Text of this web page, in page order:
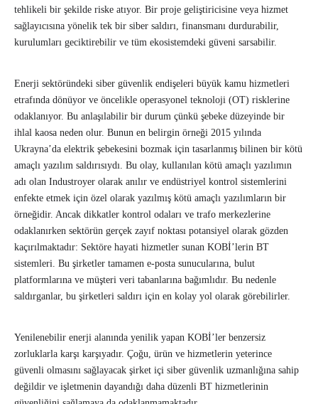
tehlikeli bir şekilde riske atıyor. Bir proje geliştiricisine veya hizmet
sağlayıcısına yönelik tek bir siber saldırı, finansmanı durdurabilir,
kurulumları geciktirebilir ve tüm ekosistemdeki güveni sarsabilir.
Enerji sektöründeki siber güvenlik endişeleri büyük kamu hizmetleri
etrafında dönüyor ve öncelikle operasyonel teknoloji (OT) risklerine
odaklanıyor. Bu anlaşılabilir bir durum çünkü şebeke düzeyinde bir
ihlal kaosa neden olur. Bunun en belirgin örneği 2015 yılında
Ukrayna’da elektrik şebekesini bozmak için tasarlanmış bilinen bir kötü
amaçlı yazılım saldırısıydı. Bu olay, kullanılan kötü amaçlı yazılımın
adı olan Industroyer olarak anılır ve endüstriyel kontrol sistemlerini
enfekte etmek için özel olarak yazılmış kötü amaçlı yazılımların bir
örneğidir. Ancak dikkatler kontrol odaları ve trafo merkezlerine
odaklanırken sektörün gerçek zayıf noktası potansiyel olarak gözden
kaçırılmaktadır: Sektöre hayati hizmetler sunan KOBİ’lerin BT
sistemleri. Bu şirketler tamamen e-posta sunucularına, bulut
platformlarına ve müşteri veri tabanlarına bağımlıdır. Bu nedenle
saldırganlar, bu şirketleri saldırı için en kolay yol olarak görebilirler.
Yenilenebilir enerji alanında yenilik yapan KOBİ’ler benzersiz
zorluklarla karşı karşıyadır. Çoğu, ürün ve hizmetlerin yeterince
güvenli olmasını sağlayacak şirket içi siber güvenlik uzmanlığına sahip
değildir ve işletmenin dayandığı daha düzenli BT hizmetlerinin